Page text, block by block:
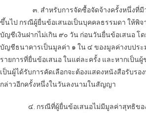
๓. สำหรับการจัดซื้อจัดจ้างครั้งหนึ่งที่มีวง
ขึ้นไป กรณีผู้ยื่นข้อเสนอเป็นบุคคลธรรมดา ให้พิจ
บัญชีเงินฝากไม่เกิน ๙๐ วัน ก่อนวันยื่นข้อเสนอ โด
บัญชีธนาคารเป็นมูลค่า ๑ ใน ๔ ของมูลค่างบปร
รายการที่ยื่นข้อเสนอ ในแต่ละครั้ง และหากเป็น
เป็นผู้ได้รับการคัดเลือกจะต้องแสดงหนังสือรับร
กล่าวอีกครั้งหนึ่งในวันลงนามในสัญญา
๔. กรณีที่ผู้ยื่นข้อเสนอไม่มีมูลค่าสุทธิของ